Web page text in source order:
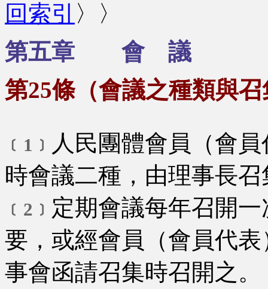
回索引 〉〉
第五章 會 議
第25條（會議之種類與
﹝1﹞ 人民團體會員（會
時會議二種，由理事長召
﹝2﹞ 定期會議每年召開
要，或經會員（會員代
事會函請召集時召開之。